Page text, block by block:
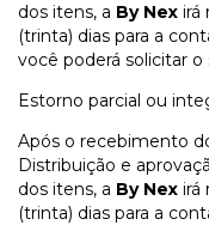
dos itens, a By Nex irá
(trinta) dias para a
você poderá solicitar
Estorno parcial ou
Após o recebimento
Distribuição e
dos itens, a By Nex irá
(trinta) dias para a